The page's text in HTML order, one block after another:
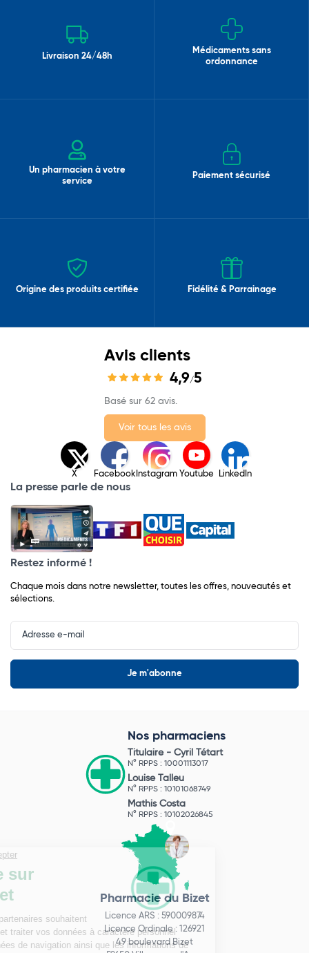
Livraison 24/48h
Médicaments sans
ordonnance
Un pharmacien à votre
service
Paiement sécurisé
Origine des produits certifiée Fidélité & Parrainage
Avis clients
4,9/5
Basé sur 62 avis.
Voir tous les avis
X Facebook Instagram Youtube LinkedIn
La presse parle de nous
Restez informé !
Chaque mois dans notre newsletter, toutes les offres, nouveautés et
sélections.
Input
Newsletter
Nos pharmaciens
Titulaire - Cyril Tétart
N° RPPS : 10001113017
Louise Talleu
N° RPPS : 10101068749
Mathis Costa
N° RPPS : 10102026845
Pharmacie du Bizet
Licence ARS : 590009874
Licence Ordinale : 126921
49 boulevard Bizet